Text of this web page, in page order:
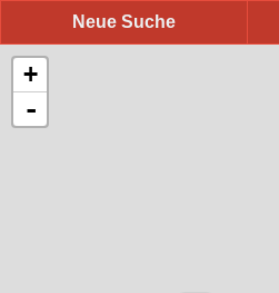
Neue Suche
+
-